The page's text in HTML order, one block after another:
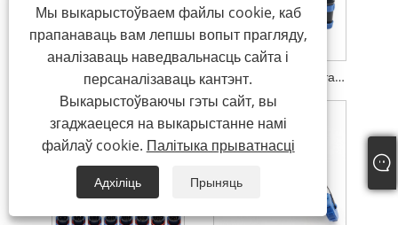
Круглая шматполюсная разетка Воданепранікальны раз'ём Wk29 Кабель з квадратнай разьбой Sp29 Sp Разьбовая муфта Воданепранікальны раз'ём Wk21 Задняя гайка Штыфт Мужчынскі і жаночы кабель
Мы выкарыстоўваем файлы cookie, каб
прапанаваць вам лепшы вопыт прагляду,
аналізаваць наведвальнасць сайта і
персаналізаваць кантэнт.
Выкарыстоўваючы гэты сайт, вы
згаджаецеся на выкарыстанне намі
файлаў cookie. Палітыка прыватнасці
Адхіліць Прыняць